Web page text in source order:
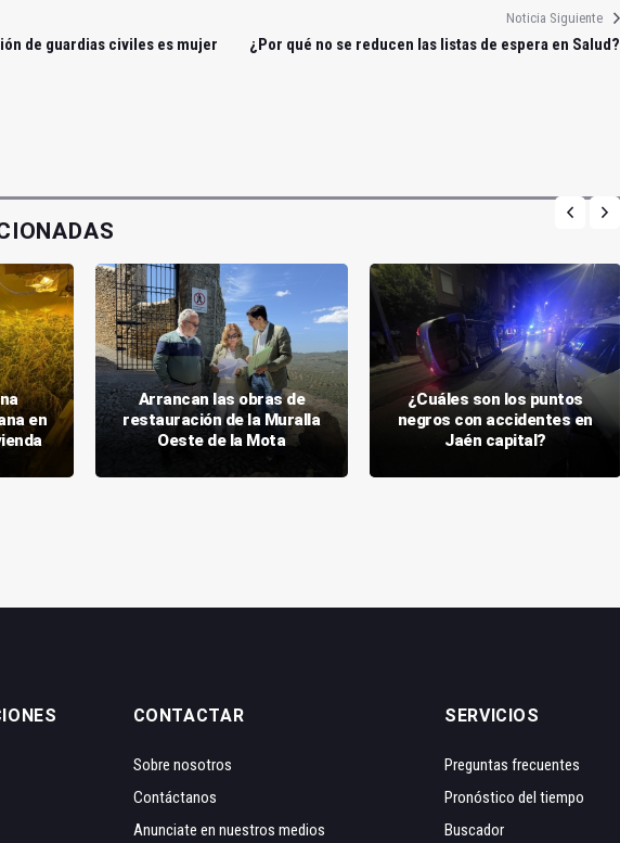
de guardias civiles es mujer
Noticia Siguiente
¿Por qué no se reducen las listas de espera en Salud?
en
Arrancan las obras de
restauración de la Muralla
Oeste de la Mota
¿Cuáles son los puntos
negros con accidentes en
Jaén capital?
CONTACTAR
Sobre nosotros
Contáctanos
Anunciate en nuestros medios
SERVICIOS
Preguntas frecuentes
Pronóstico del tiempo
Buscador